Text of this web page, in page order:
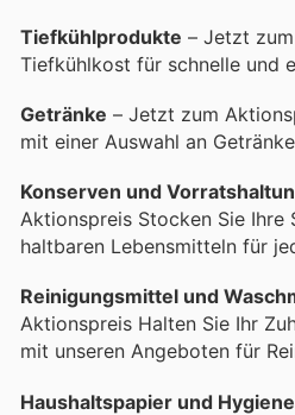
Tiefkühlprodukte – Jetzt
Tiefkühlkost für schnelle und
Getränke – Jetzt zum
mit einer Auswahl an
Konserven und
Aktionspreis Stocken Sie Ihre
haltbaren Lebensmitteln für
Reinigungsmittel und
Aktionspreis Halten Sie Ihr
mit unseren Angeboten für
Haushaltspapier und